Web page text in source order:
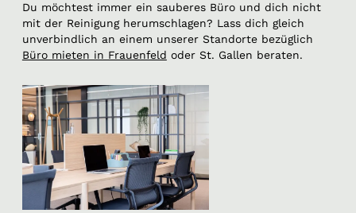
Du möchtest immer ein sauberes Büro und dich nicht
mit der Reinigung herumschlagen? Lass dich gleich
unverbindlich an einem unserer Standorte bezüglich
Büro mieten in Frauenfeld oder St. Gallen beraten.